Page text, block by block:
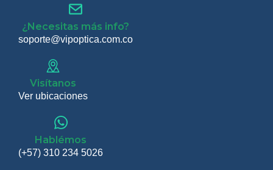
¿Necesitas más info?
soporte@vipoptica.com.co
Visítanos
Ver ubicaciones
Hablémos
(+57) 310 234 5026